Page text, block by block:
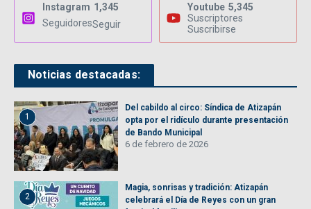
Instagram 1,345
SeguidoresSeguir
Youtube 5,345
Suscriptores
Suscribirse
Noticias destacadas:
1
Del cabildo al circo: Síndica de Atizapán
opta por el ridículo durante presentación
de Bando Municipal
6 de febrero de 2026
2
Magia, sonrisas y tradición: Atizapán
celebrará el Día de Reyes con un gran